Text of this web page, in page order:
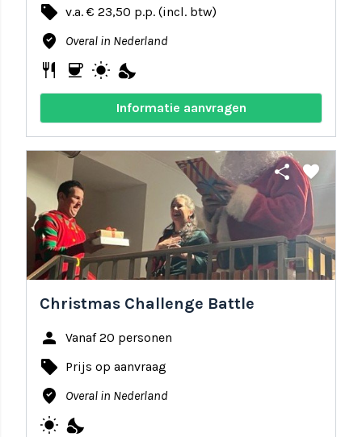
local_offer v.a. € 23,50 p.p. (incl. btw)
where_to_vote Overal in Nederland
restaurant coffee wb_sunny nights_stay
Informatie aanvragen
share favorite
Christmas Challenge Battle
person Vanaf 20 personen
local_offer Prijs op aanvraag
where_to_vote Overal in Nederland
wb_sunny nights_stay